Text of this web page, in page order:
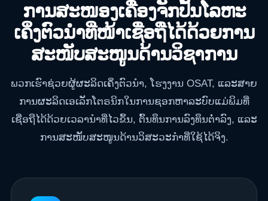
ການສະໜອງເຄື່ອງຈັກປັ້ນໂລຫະ
ເຄິ່ງຕົວນຳທີ່ໜ້າເຊື່ອຖືໄດ້ດ້ວຍການ
ສະໜັບສະໜູນດ້ານວິຊາການ
ພວກເຮົາຊ່ວຍຜູ້ຜະລິດເຄິ່ງຕົວນຳ, ໂຮງງານ OSAT, ແລະສາຍ
ການຜະລິດເອເລັກໂຕຣນິກໃນການຊອກຫາລະບົບແມ່ພິມທີ່
ເຊື່ອຖືໄດ້ດ້ວຍເວລານຳທີ່ໄວຂຶ້ນ, ຕົ້ນທຶນການລົງທຶນຕ່ຳລົງ, ແລະ
ການສະໜັບສະໜູນດ້ານວິສະວະກຳທີ່ໃຊ້ໄດ້ຈິງ.